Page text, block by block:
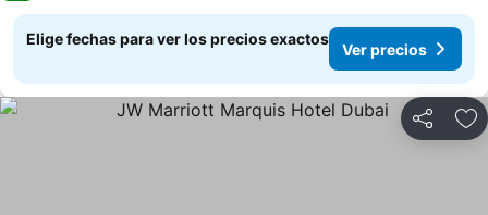
Elige fechas para ver los precios exactos
Ver precios
Compartir